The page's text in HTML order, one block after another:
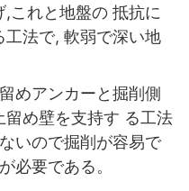
これと地盤の 抵抗に
工法で, 軟弱で深い地
めアンカーと掘削側
め壁を支持す る工法
いので掘削が容易で
必要である。